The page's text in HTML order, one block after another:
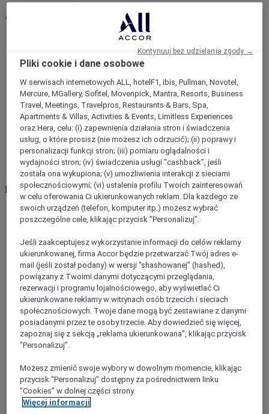
Aplikacja mobilna Aplikacja mobilna
Luxury 12 Partners (12)
Pliki cookie i dane osobowe
W serwisach internetowych ALL, hotelF1, ibis, Pullman, Novotel,
Mercure, MGallery, Sofitel, Movenpick, Mantra, Resorts, Business
Travel, Meetings, Travelpros, Restaurants & Bars, Spa,
Apartments & Villas, Activities & Events, Limitless Experiences
oraz Hera, celu: (i) zapewnienia działania stron i świadczenia
usług, o które prosisz (nie możesz ich odrzucić); (ii) poprawy i
personalizacji funkcji stron; (iii) pomiaru oglądalności i
wydajności stron; (iv) świadczenia usługi "cashback”, jeśli
została ona wykupiona; (v) umożliwienia interakcji z sieciami
społecznościowymi; (vi) ustalenia profilu Twoich zainteresowań
w celu oferowania Ci ukierunkowanych reklam. Dla każdego ze
swoich urządzeń (telefon, komputer itp.) możesz wybrać
poszczególne cele, klikając przycisk "Personalizuj”.
Jeśli zaakceptujesz wykorzystanie informacji do celów reklamy
ukierunkowanej, firma Accor będzie przetwarzać Twój adres e-
mail (jeśli został podany) w wersji "shashowanej” (hashed),
powiązany z Twoimi danymi dotyczącymi przeglądania,
rezerwacji i programu lojalnościowego, aby wyświetlać Ci
ukierunkowane reklamy w witrynach osób trzecich i sieciach
społecznościowych. Twoje dane mogą być zestawiane z danymi
posiadanymi przez te osoby trzecie. Aby dowiedzieć się więcej,
zapoznaj się z sekcją „reklama ukierunkowana”, klikając przycisk
"Personalizuj”.
Możesz zmienić swoje wybory w dowolnym momencie, klikając
przycisk "Personalizuj” dostępny za pośrednictwem linku
"Cookies” w dolnej części strony.
Więcej informacji
Kontynuuj bez udzielania zgody →